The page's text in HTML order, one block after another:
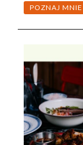
POZNAJ MNIE